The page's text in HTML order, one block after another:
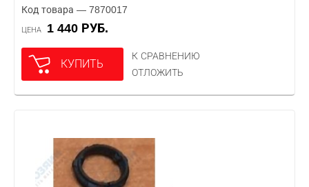
Код товара — 7870017
ЦЕНА 1 440 РУБ.
КУПИТЬ
К СРАВНЕНИЮ
ОТЛОЖИТЬ